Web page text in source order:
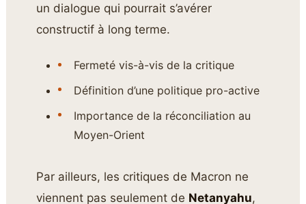
un dialogue qui pourrait s’avérer
constructif à long terme.
Fermeté vis-à-vis de la critique
Définition d’une politique pro-active
Importance de la réconciliation au
Moyen-Orient
Par ailleurs, les critiques de Macron ne
viennent pas seulement de Netanyahu,